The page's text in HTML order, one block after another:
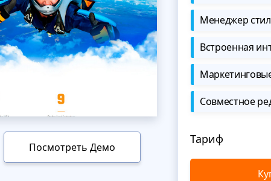
Посмотреть Демо
Менеджер
Встроенная
Совместное
Тариф